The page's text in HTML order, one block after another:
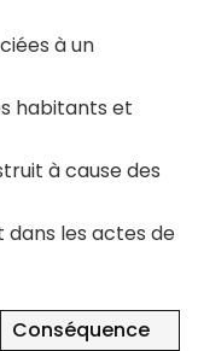
à un
habitants et
à cause des
les actes de
Conséquence